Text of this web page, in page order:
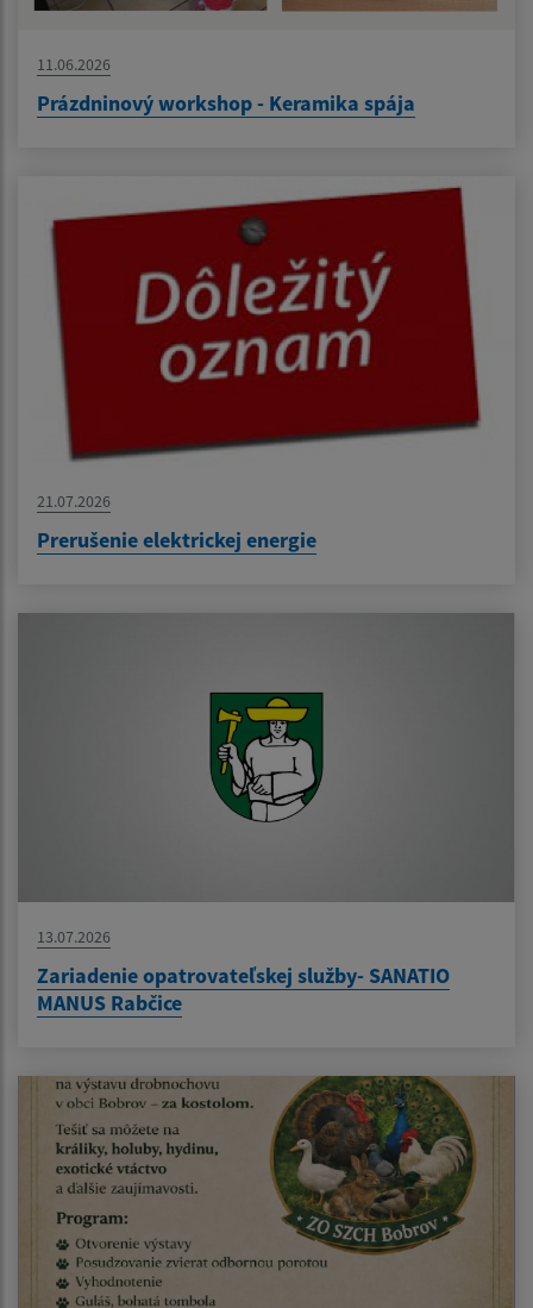
11.06.2026
Prázdninový workshop - Keramika spája
21.07.2026
Prerušenie elektrickej energie
13.07.2026
Zariadenie opatrovateľskej služby- SANATIO
MANUS Rabčice